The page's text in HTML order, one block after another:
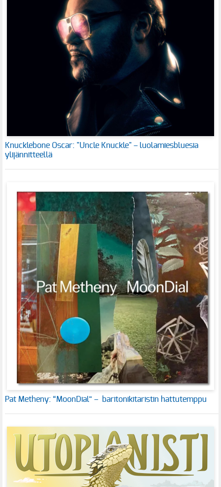
Knucklebone Oscar: "Uncle Knuckle" – luolamiesbluesia
ylijännitteellä
Pat Metheny: “MoonDial” – baritonikitaristin hattutemppu